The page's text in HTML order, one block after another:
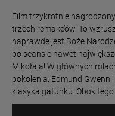
Film trzykrotnie
trzech remake’ów. To
naprawdę jest Boże
po seansie nawet
Mikołaja! W głównych
pokolenia: Edmund Gwenn
klasyka gatunku. Obok